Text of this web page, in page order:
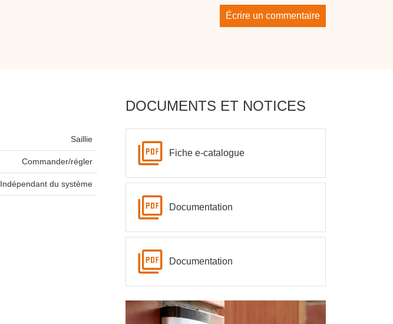
Écrire un commentaire
Saillie
Commander/régler
Indépendant du système
DOCUMENTS ET NOTICES
Fiche e-catalogue
Documentation
Documentation